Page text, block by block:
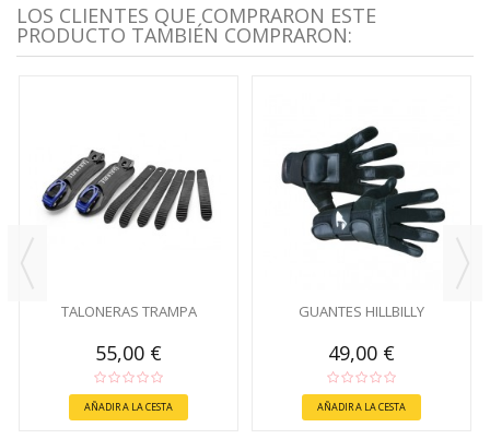
LOS CLIENTES QUE COMPRARON ESTE
PRODUCTO TAMBIÉN COMPRARON:
TALONERAS TRAMPA
55,00 €
AÑADIR A LA CESTA
GUANTES HILLBILLY
49,00 €
AÑADIR A LA CESTA